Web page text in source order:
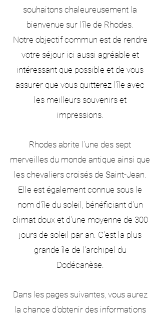
souhaitons chaleureusement la
bienvenue sur l'île de Rhodes.
Notre objectif commun est de rendre
votre séjour ici aussi agréable et
intéressant que possible et de vous
assurer que vous quitterez l'île avec
les meilleurs souvenirs et
impressions.
Rhodes abrite l'une des sept
merveilles du monde antique ainsi que
les chevaliers croisés de Saint-Jean.
Elle est également connue sous le
nom d'île du soleil, bénéficiant d'un
climat doux et d'une moyenne de 300
jours de soleil par an. C'est la plus
grande île de l'archipel du
Dodécanèse.
Dans les pages suivantes, vous aurez
la chance d'obtenir des informations